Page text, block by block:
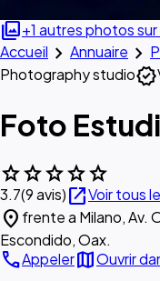
photo_library+1 autres photos
Accueil chevron_right Annuaire chevron_right
Photography studioverified
Foto
starstarstarstarstar
3.7(9 avis)open_in_newVoir tous
location_on frente a Milano, Av.
Escondido, Oax.
callAppelermapOuvrir